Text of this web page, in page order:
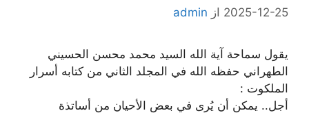
2025-12-25 از admin
يقول سماحة آية الله السيد محمد محسن الحسيني
الطهراني حفظه الله في المجلد الثاني من كتابه أسرار
الملكوت :
أجل.. يمكن أن يُرى في بعض الأحيان من أساتذة